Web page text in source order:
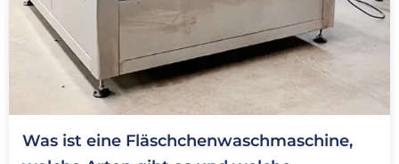
Was ist eine Fläschchenwaschmaschine,